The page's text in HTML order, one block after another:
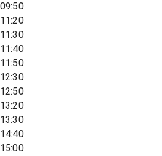
09:50
11:20
11:30
11:40
11:50
12:30
12:50
13:20
13:30
14:40
15:00